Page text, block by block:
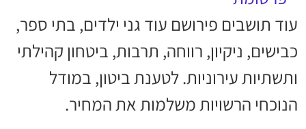
עוד תושבים פירושם עוד גני ילדים, בתי ספר,
כבישים, ניקיון, רווחה, תרבות, ביטחון קהילתי
ותשתיות עירוניות. לטענת ביטון, במודל
הנוכחי הרשויות משלמות את המחיר.